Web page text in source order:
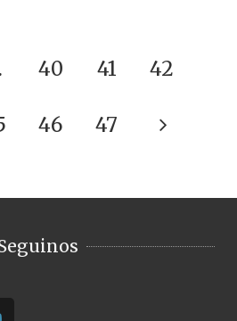
40 41 42
46 47